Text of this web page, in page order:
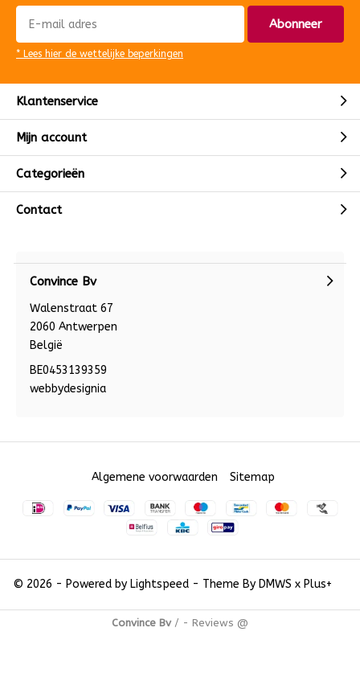
Abonneer
* Lees hier de wettelijke beperkingen
Klantenservice
Mijn account
Categorieën
Contact
Convince Bv
Walenstraat 67
2060 Antwerpen
België
BE0453139359
webbydesignia
© 2026 - Powered by Lightspeed- Theme By DMWS x Plus+
Algemene voorwaarden Sitemap
Convince Bv/ - Reviews @